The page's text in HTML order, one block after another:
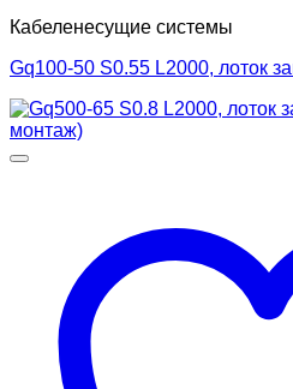
Кабеленесущие системы
Gq100-50 S0.55 L2000, лоток